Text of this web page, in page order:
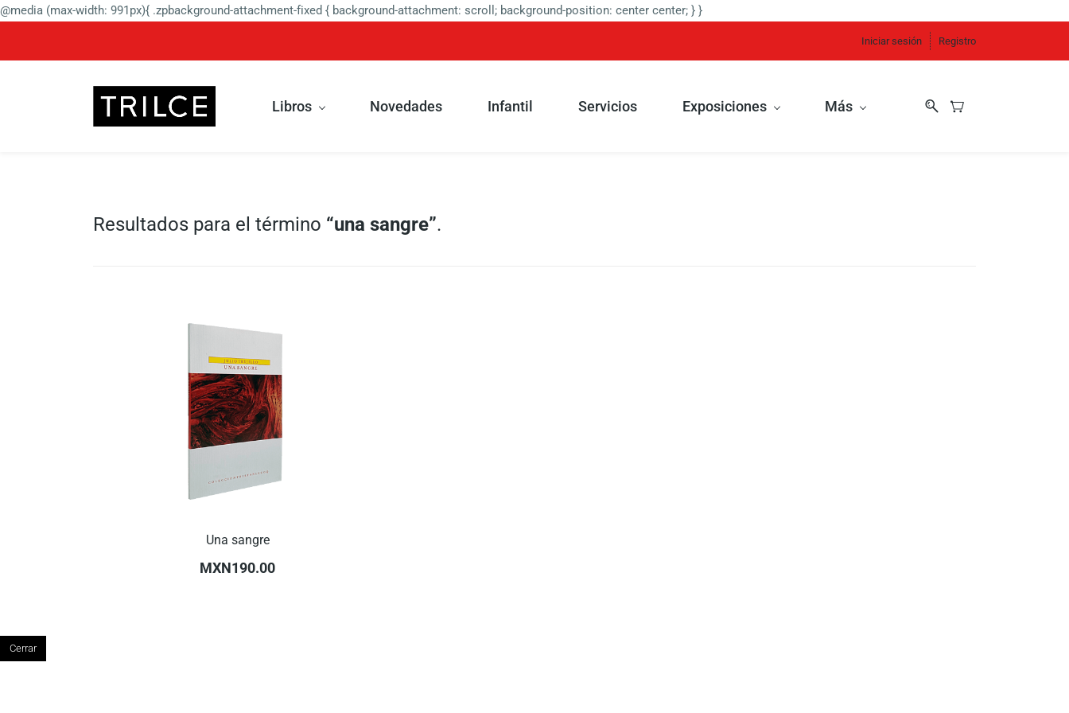
@media (max-width: 991px){ .zpbackground-attachment-fixed { background-attachment: scroll; background-position: center center; } }
Iniciar sesión Registro
Libros Novedades Infantil Servicios Exposiciones Más
Resultados para el término “una sangre”.
Una sangre
MXN190.00
Cerrar